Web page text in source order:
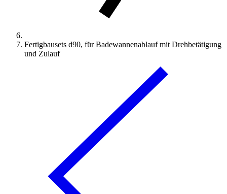
Fertigbausets d90, für Badewannenablauf mit Drehbetätigung
und Zulauf